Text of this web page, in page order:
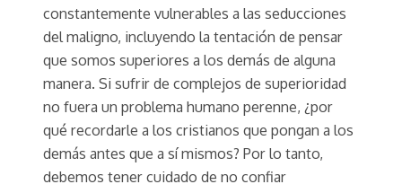
constantemente vulnerables a las seducciones
del maligno, incluyendo la tentación de pensar
que somos superiores a los demás de alguna
manera. Si sufrir de complejos de superioridad
no fuera un problema humano perenne, ¿por
qué recordarle a los cristianos que pongan a los
demás antes que a sí mismos? Por lo tanto,
debemos tener cuidado de no confiar